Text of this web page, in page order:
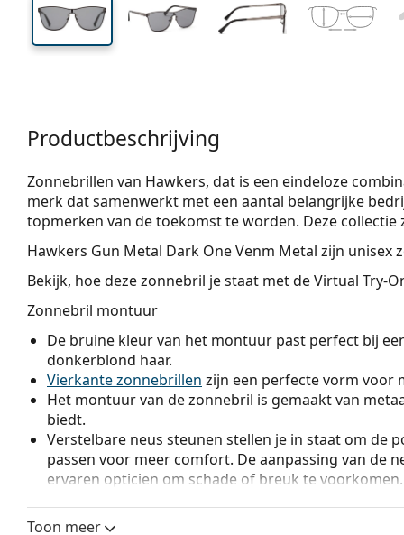
Productbeschrijving
Zonnebrillen van Hawkers, dat is een eindeloze
merk dat samenwerkt met een aantal belangrijke
topmerken van de toekomst te worden. Deze
Hawkers Gun Metal Dark One Venm Metal zijn unisex
Bekijk, hoe deze zonnebril je staat met de Virtual Try-
Zonnebril montuur
De bruine kleur van het montuur past perfect bij
donkerblond haar.
Vierkante zonnebrillen zijn een perfecte vorm voor
Het montuur van de zonnebril is gemaakt van
biedt.
Verstelbare neus steunen stellen je in staat om de
passen voor meer comfort. De aanpassing van de
ervaren opticien om schade of breuk te voorkomen.
Zonnebril glazen
Toon meer